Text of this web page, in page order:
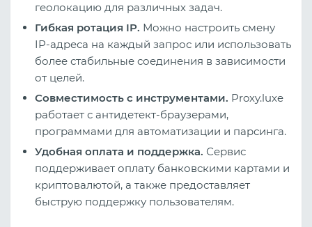
геолокацию для различных задач.
Гибкая ротация IP. Можно настроить смену
IP‑адреса на каждый запрос или использовать
более стабильные соединения в зависимости
от целей.
Совместимость с инструментами. Proxy.luxe
работает с антидетект‑браузерами,
программами для автоматизации и парсинга.
Удобная оплата и поддержка. Сервис
поддерживает оплату банковскими картами и
криптовалютой, а также предоставляет
быструю поддержку пользователям.